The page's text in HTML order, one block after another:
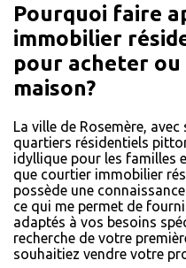
Pourquoi faire
immobilier
pour acheter
maison?
La ville de Rosemère,
quartiers résidentiels
idyllique pour les familles
que courtier immobilier
possède une
ce qui me permet de
adaptés à vos besoins
recherche de votre
souhaitiez vendre votre